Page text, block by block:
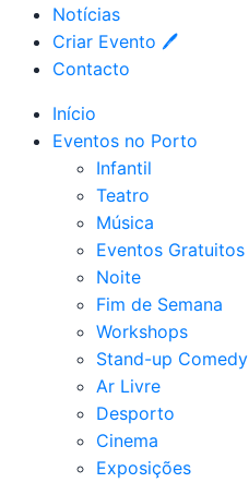
Notícias
Criar Evento 🖊
Contacto
Início
Eventos no Porto
Infantil
Teatro
Música
Eventos Gratuitos
Noite
Fim de Semana
Workshops
Stand-up Comedy
Ar Livre
Desporto
Cinema
Exposições